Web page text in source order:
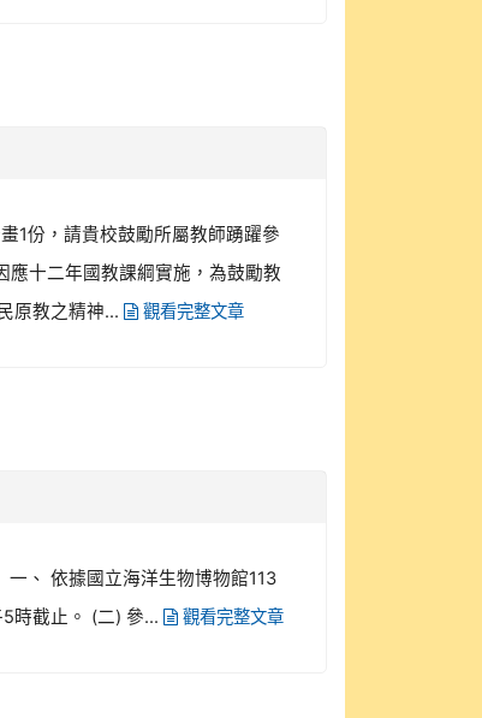
1份，請貴校鼓勵所屬教師踴躍參
十二年國教課綱實施，為鼓勵教
原教之精神...
觀看完整文章
、 依據國立海洋生物博物館113
5時截止。 (二) 參...
觀看完整文章